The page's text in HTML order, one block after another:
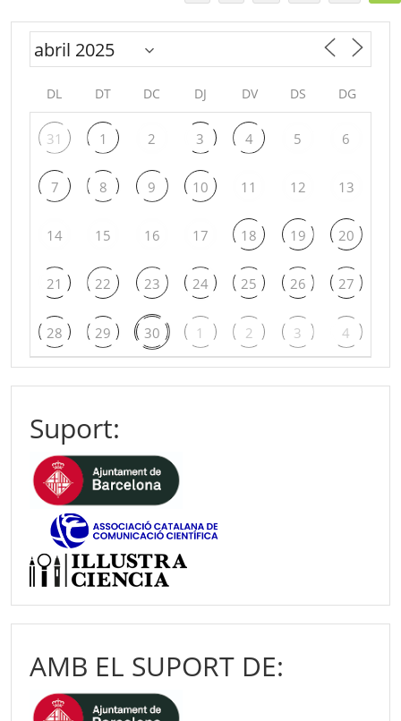
DL DT DC DJ DV DS DG
31 1 2 3 4 5 6
7 8 9 10 11 12 13
14 15 16 17 18 19 20
21 22 23 24 25 26 27
28 29 30 1 2 3 4
Suport:
AMB EL SUPORT DE: